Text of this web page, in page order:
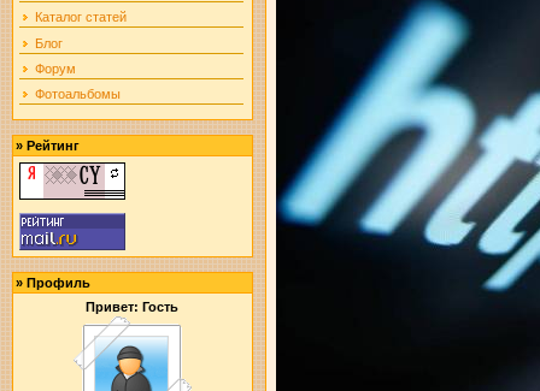
Каталог статей
Блог
Форум
Фотоальбомы
» Рейтинг
» Профиль
Привет: Гость